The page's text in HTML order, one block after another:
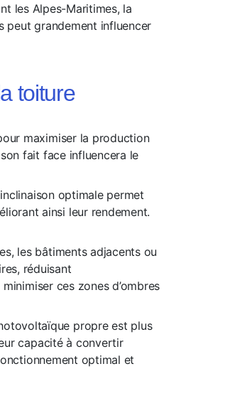
les Alpes-Maritimes, la
peut grandement influencer
toiture
maximiser la production
fait face influencera le
optimale permet
ainsi leur rendement.
les bâtiments adjacents ou
réduisant
ces zones d’ombres
propre est plus
capacité à convertir
optimal et